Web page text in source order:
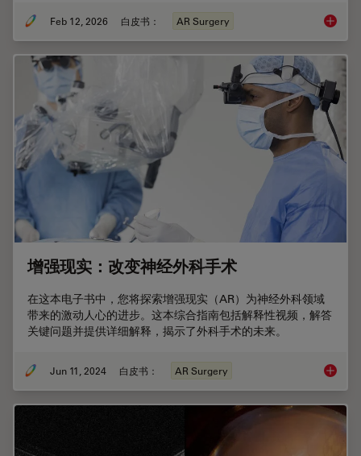
Feb 12, 2026 白皮书： AR Surgery 肿瘤重
增强现实：改变神经外科手术
在这本电子书中，您将探索增强现实（AR）为神经外科领域
带来的激动人心的进步。这本综合指南包括解释性视频，解答
关键问题并提供详细解释，揭示了外科手术的未来。
Jun 11, 2024 白皮书： AR Surgery 增强现